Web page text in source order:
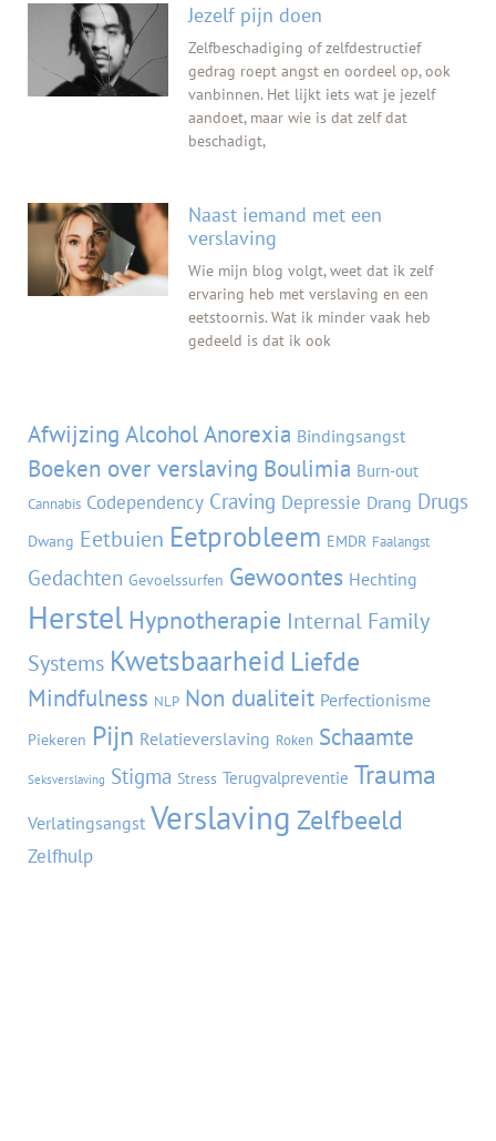
Jezelf pijn doen
Zelfbeschadiging of zelfdestructief
gedrag roept angst en oordeel op, ook
vanbinnen. Het lijkt iets wat je jezelf
aandoet, maar wie is dat zelf dat
beschadigt,
Naast iemand met een
verslaving
Wie mijn blog volgt, weet dat ik zelf
ervaring heb met verslaving en een
eetstoornis. Wat ik minder vaak heb
gedeeld is dat ik ook
Afwijzing AlcoholAnorexia Bindingsangst
Boeken over verslaving Boulimia Burn-out
Cannabis Codependency Craving Depressie Drang Drugs
Dwang Eetbuien Eetprobleem EMDR Faalangst
Gedachten Gevoelssurfen Gewoontes Hechting
Herstel Hypnotherapie Internal Family
Systems Kwetsbaarheid Liefde
Mindfulness NLP Non dualiteit Perfectionisme
Piekeren Pijn Relatieverslaving Roken Schaamte
Seksverslaving Stigma Stress Terugvalpreventie Trauma
Verlatingsangst Verslaving Zelfbeeld
Zelfhulp